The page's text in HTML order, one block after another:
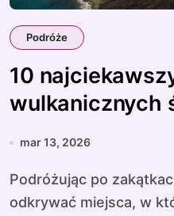
Podróże
10
wulkanicznych
mar 13, 2026
Podróżując po zakątkach świata, warto
odkrywać miejsca, w